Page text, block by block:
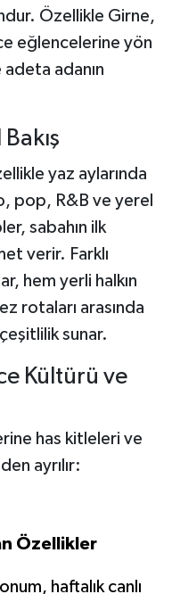
Özellikle Girne,
eğlencelerine yön
adanın
yaz aylarında
pop, R&B ve yerel
sabahın ilk
verir. Farklı
hem yerli halkın
rotaları arasında
sunar.
Kültürü ve
has kitleleri ve
ayrılır:
Özellikler
haftalık canlı